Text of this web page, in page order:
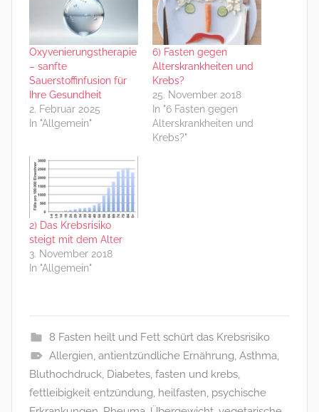
Oxyvenierungstherapie
– sanfte
Sauerstoffinfusion für
Ihre Gesundheit
2. Februar 2025
In "Allgemein"
6) Fasten gegen
Alterskrankheiten und
Krebs?
25. November 2018
In "6 Fasten gegen
Alterskrankheiten und
Krebs?"
2) Das Krebsrisiko
steigt mit dem Alter
3. November 2018
In "Allgemein"
8 Fasten heilt und Fett schürt das Krebsrisiko
Allergien, antientzündliche Ernährung, Asthma,
Bluthochdruck, Diabetes, fasten und krebs,
fettleibigkeit entzündung, heilfasten, psychische